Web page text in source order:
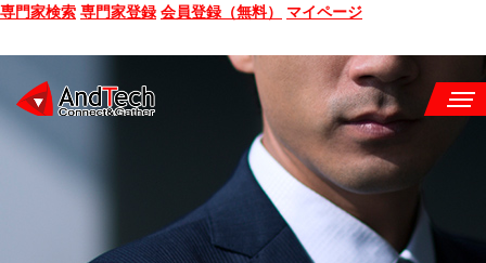
専門家検索 専門家登録 会員登録（無料） マイページ
CONSULTING